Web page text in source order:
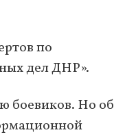
по
дел ДНР».
боевиков. Но об